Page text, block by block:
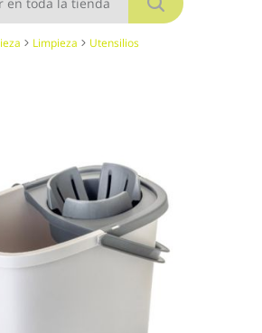
Limpieza Utensilios